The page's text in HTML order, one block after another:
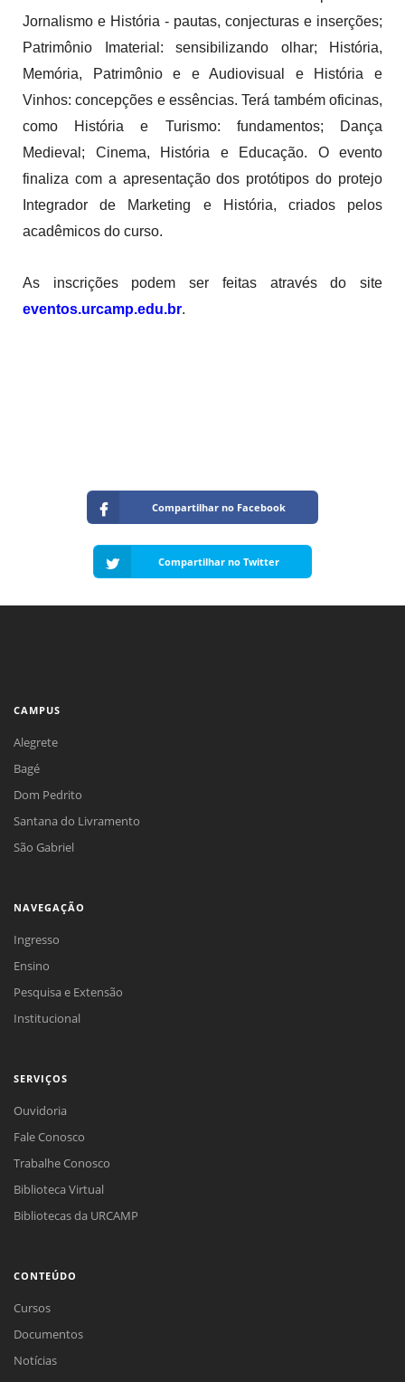
Jornalismo e História - pautas, conjecturas e inserções;
Patrimônio
Imaterial: sensibilizando olhar; História,
Memória,
Patrimônioe e Audiovisual e História e
Vinhos: concepções e essências. Terá também oficinas,
como História e Turismo: fundamentos; Dança
Medieval; Cinema, História e Educação. O evento
finaliza com a apresentação dos protótipos do protejo
Integrador de Marketing e História, criados pelos
acadêmicos do curso.
As inscrições podem ser feitas através do site
eventos.urcamp.edu.br.
Compartilhar no Facebook
Compartilhar no Twitter
CAMPUS
Alegrete
Bagé
Dom Pedrito
Santana do Livramento
São Gabriel
NAVEGAÇÃO
Ingresso
Ensino
Pesquisa e Extensão
Institucional
SERVIÇOS
Ouvidoria
Fale Conosco
Trabalhe Conosco
Biblioteca Virtual
Bibliotecas da URCAMP
CONTEÚDO
Cursos
Documentos
Notícias